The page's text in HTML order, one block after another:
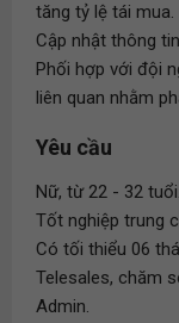
tăng tỷ lệ tái mua.
Cập nhật thông
Phối hợp với đội
liên quan nhằm
Yêu cầu
Nữ, từ 22 - 32 tuổi.
Tốt nghiệp trung
Có tối thiểu 06
Telesales, chăm
Admin.